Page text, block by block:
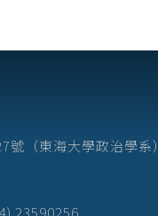
（東海大學政治學系）
23590256